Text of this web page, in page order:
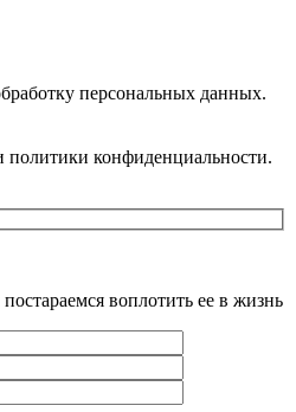
персональных данных.
политики конфиденциальности.
воплотить ее в жизнь